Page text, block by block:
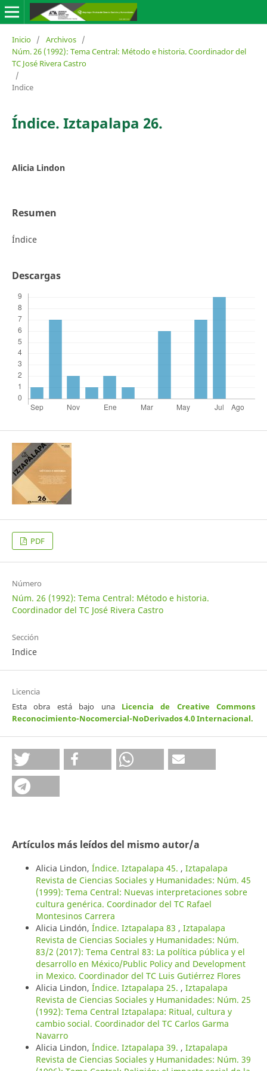
Inicio / Archivos /
Núm. 26 (1992): Tema Central: Método e historia. Coordinador del
TC José Rivera Castro
/
Indice
Índice. Iztapalapa 26.
Alicia Lindon
Resumen
Índice
Descargas
PDF
Número
Núm. 26 (1992): Tema Central: Método e historia.
Coordinador del TC José Rivera Castro
Sección
Indice
Licencia
Esta obra está bajo una Licencia de Creative Commons
Reconocimiento-Nocomercial-NoDerivados 4.0 Internacional.
Artículos más leídos del mismo autor/a
Alicia Lindon, Índice. Iztapalapa 45. , Iztapalapa
Revista de Ciencias Sociales y Humanidades: Núm. 45
(1999): Tema Central: Nuevas interpretaciones sobre
cultura genérica. Coordinador del TC Rafael
Montesinos Carrera
Alicia Lindón, Índice. Iztapalapa 83 , Iztapalapa
Revista de Ciencias Sociales y Humanidades: Núm.
83/2 (2017): Tema Central 83: La política pública y el
desarrollo en México/Public Policy and Development
in Mexico. Coordinador del TC Luis Gutiérrez Flores
Alicia Lindon, Índice. Iztapalapa 25. , Iztapalapa
Revista de Ciencias Sociales y Humanidades: Núm. 25
(1992): Tema Central Iztapalapa: Ritual, cultura y
cambio social. Coordinador del TC Carlos Garma
Navarro
Alicia Lindon, Índice. Iztapalapa 39. , Iztapalapa
Revista de Ciencias Sociales y Humanidades: Núm. 39